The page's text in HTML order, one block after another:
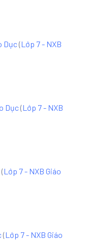
Dục(Lớp 7 - NXB
Dục(Lớp 7 - NXB
(Lớp 7 - NXB Giáo
(Lớp 7 - NXB Giáo